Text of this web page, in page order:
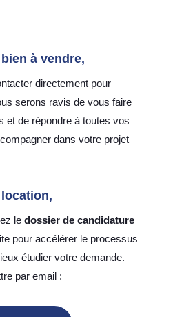
à vendre,
directement pour
serons ravis de vous faire
et de répondre à toutes vos
dans votre projet
location,
le dossier de candidature
pour accélérer le processus
étudier votre demande.
par email :